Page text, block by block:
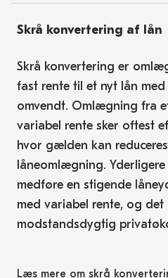
Skrå konvertering af lån
Skrå konvertering er
fast rente til et nyt lån
omvendt. Omlægning fra
variabel rente sker oftest
hvor gælden kan
låneomlægning.
medføre en stigende
med variabel rente, og
modstandsdygtig
Læs mere om skrå